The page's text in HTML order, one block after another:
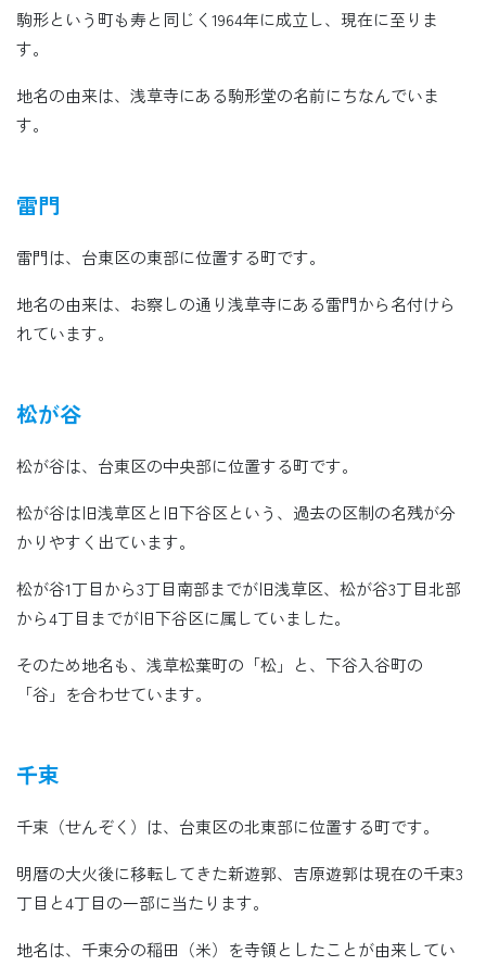
駒形という町も寿と同じく1964年に成立し、現在に至りま
す。
地名の由来は、浅草寺にある駒形堂の名前にちなんでいま
す。
雷門
雷門は、台東区の東部に位置する町です。
地名の由来は、お察しの通り浅草寺にある雷門から名付けら
れています。
松が谷
松が谷は、台東区の中央部に位置する町です。
松が谷は旧浅草区と旧下谷区という、過去の区制の名残が分
かりやすく出ています。
松が谷1丁目から3丁目南部までが旧浅草区、松が谷3丁目北部
から4丁目までが旧下谷区に属していました。
そのため地名も、浅草松葉町の「松」と、下谷入谷町の
「谷」を合わせています。
千束
千束（せんぞく）は、台東区の北東部に位置する町です。
明暦の大火後に移転してきた新遊郭、吉原遊郭は現在の千束3
丁目と4丁目の一部に当たります。
地名は、千束分の稲田（米）を寺領としたことが由来してい